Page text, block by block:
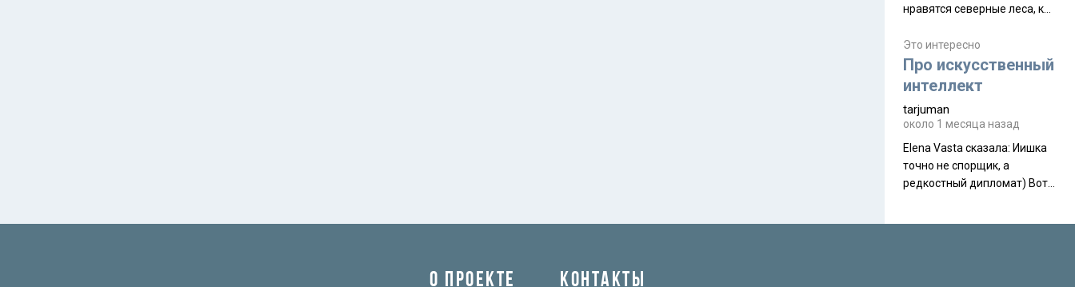
внутренней палаткой, а ее
комплектации составляет
около 845 г. Палатка весит
менее
нравятся северные леса, как
южной тайги
Это интересно
Про искусственный
интеллект
tarjuman
около 1 месяца назад
Elena Vasta сказалa: Иишка
точно не спорщик, а
редкостный дипломат) Вот,
О ПРОЕКТЕ КОНТАКТЫ